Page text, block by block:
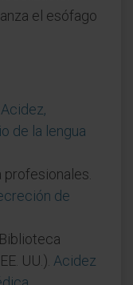
el esófago
Acidez,
de la lengua
profesionales.
de
UU.). Acidez